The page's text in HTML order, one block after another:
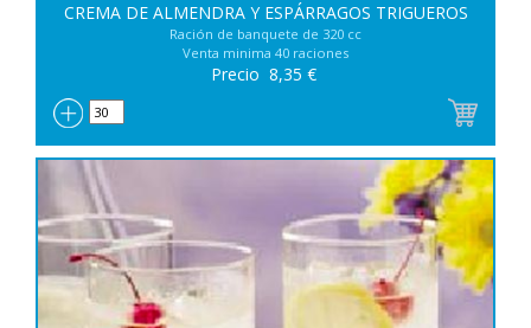
CREMA DE ALMENDRA Y ESPÁRRAGOS TRIGUEROS
Ración de banquete de 320 cc
Venta minima 40 raciones
Precio 8,35 €